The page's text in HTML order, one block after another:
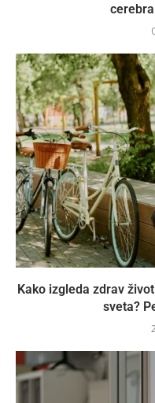
Kako izgleda zdrav
sveta?